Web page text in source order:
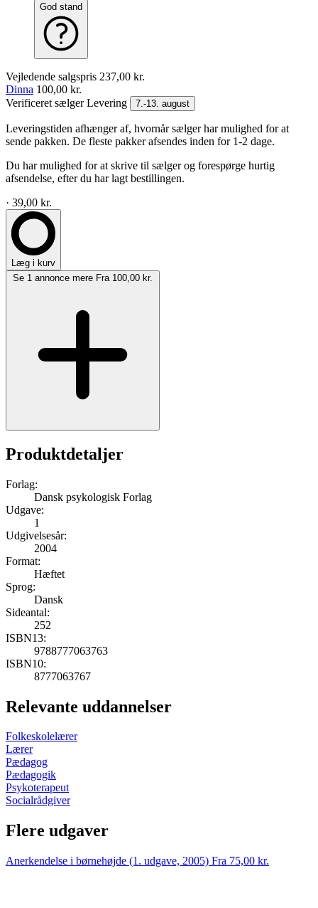
God stand
Vejledende salgspris 237,00 kr.
Dinna 100,00 kr.
Verificeret sælgerLevering 7.-13. august
Leveringstiden afhænger af, hvornår sælger har mulighed for at
sende pakken. De fleste pakker afsendes inden for 1-2 dage.
Du har mulighed for at skrive til sælger og forespørge hurtig
afsendelse, efter du har lagt bestillingen.
· 39,00 kr.
Læg i kurv
Se 1 annonce mere Fra 100,00 kr.
Produktdetaljer
Forlag:
Dansk psykologisk Forlag
Udgave:
1
Udgivelsesår:
2004
Format:
Hæftet
Sprog:
Dansk
Sideantal:
252
ISBN13:
9788777063763
ISBN10:
8777063767
Relevante uddannelser
Folkeskolelærer
Lærer
Pædagog
Pædagogik
Psykoterapeut
Socialrådgiver
Flere udgaver
Anerkendelse i børnehøjde (1. udgave, 2005) Fra 75,00 kr.